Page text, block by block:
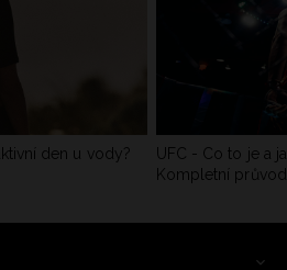
den u vody?
UFC - Co to je a
Kompletní